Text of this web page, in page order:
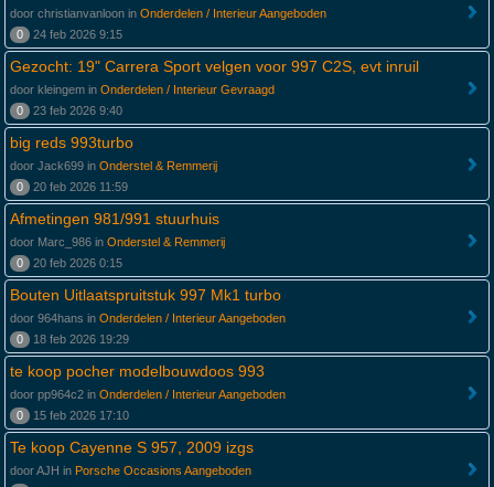
door christianvanloon in Onderdelen / Interieur Aangeboden
0
24 feb 2026 9:15
Gezocht: 19" Carrera Sport velgen voor 997 C2S, evt inruil
door kleingem in Onderdelen / Interieur Gevraagd
0
23 feb 2026 9:40
big reds 993turbo
door Jack699 in Onderstel & Remmerij
0
20 feb 2026 11:59
Afmetingen 981/991 stuurhuis
door Marc_986 in Onderstel & Remmerij
0
20 feb 2026 0:15
Bouten Uitlaatspruitstuk 997 Mk1 turbo
door 964hans in Onderdelen / Interieur Aangeboden
0
18 feb 2026 19:29
te koop pocher modelbouwdoos 993
door pp964c2 in Onderdelen / Interieur Aangeboden
0
15 feb 2026 17:10
Te koop Cayenne S 957, 2009 izgs
door AJH in Porsche Occasions Aangeboden